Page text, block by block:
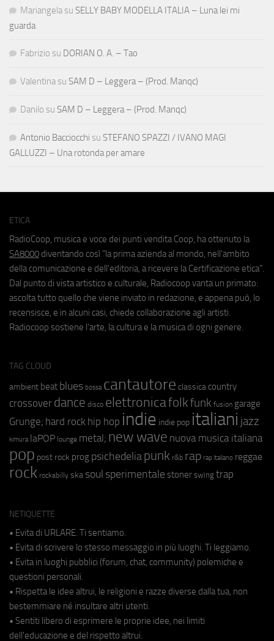
Mariangela su SELLY BABY MODELLA ITALIA – Luna lei mi
guarda
Fabrizio su DORIAN O. A. – Tao
Valentina su SAM D – Leggera – (Prod. Manqc)
Danilo su SAM D – Leggera – (Prod. Manqc)
Antonio Bacciocchi su STEFANO SPAZZI / IVANO MAGI
GALLUZZI – Una rotonda per amare
ETICA
RadioCoop, musica e voce dei punti vendita Coop, ha ottenuto la
SA8000 diventando così "la prima azienda al mondo, nell'ambito
della comunicazione e dell'editoria, a ricevere la Certificazione etica".
Dal punto di vista artistico e culturale, Radiocoop vanta un primato:
ascolta tutto quello che viene inviato in redazione, e appena può, lo
recensisce, e in alcuni casi, chiede collaborazione agli artisti.
Radiocoop sostiene l'arte, la cultura e la musica di ogni genere.
TAG CLOUD
ambient beat blues bossa cantautore classica country
crossover dance disco elettronicafolkfunk fusion garage
Grunge; hard rock hip hop indie indie pop italiani jazz
kimura laPOP lounge metal; new wave nuova musica italiana
pop post rock prog psichedeliapunk r&b rap rap italiano reggae
rock rockabilly ska soul sperimentale stoner swing trap
NETIQUETTE
• Evita di URLARE. Ti sentiamo.
• Evita di scrivere lo stesso messaggio in più luoghi. Ti leggiamo.
• Evita in luoghi pubblici (forum, chat, community) polemiche e
questioni personali.
• Rispetta le idee altrui, le religioni e razze diverse dalla tua, non
bestemmiare né insultare altri utenti.
• Sentiti libero di esprimere le proprie idee, nei limiti
dell'educazione e del rispetto altrui.